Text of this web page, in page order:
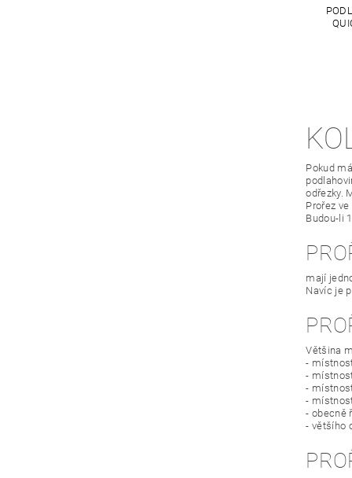
Pokud
odřezky.
Prořez
Budou-li
mají
Navíc je
Většina
-
-
-
-
- obecně
- většího